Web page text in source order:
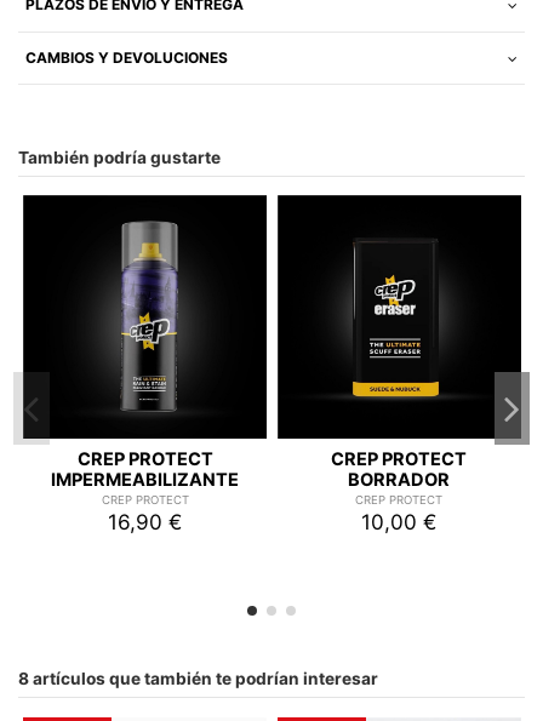
PLAZOS DE ENVÍO Y ENTREGA
CAMBIOS Y DEVOLUCIONES
También podría gustarte
CREP PROTECT
IMPERMEABILIZANTE
CREP PROTECT
16,90 €
CREP PROTECT
BORRADOR
CREP PROTECT
10,00 €
8 artículos que también te podrían interesar